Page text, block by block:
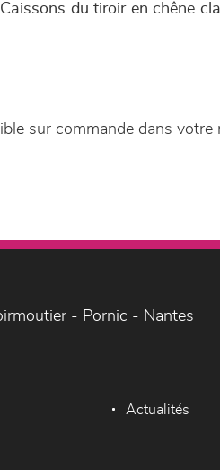
du tiroir en chêne
sur commande dans votre
- Pornic - Nantes
Actualités